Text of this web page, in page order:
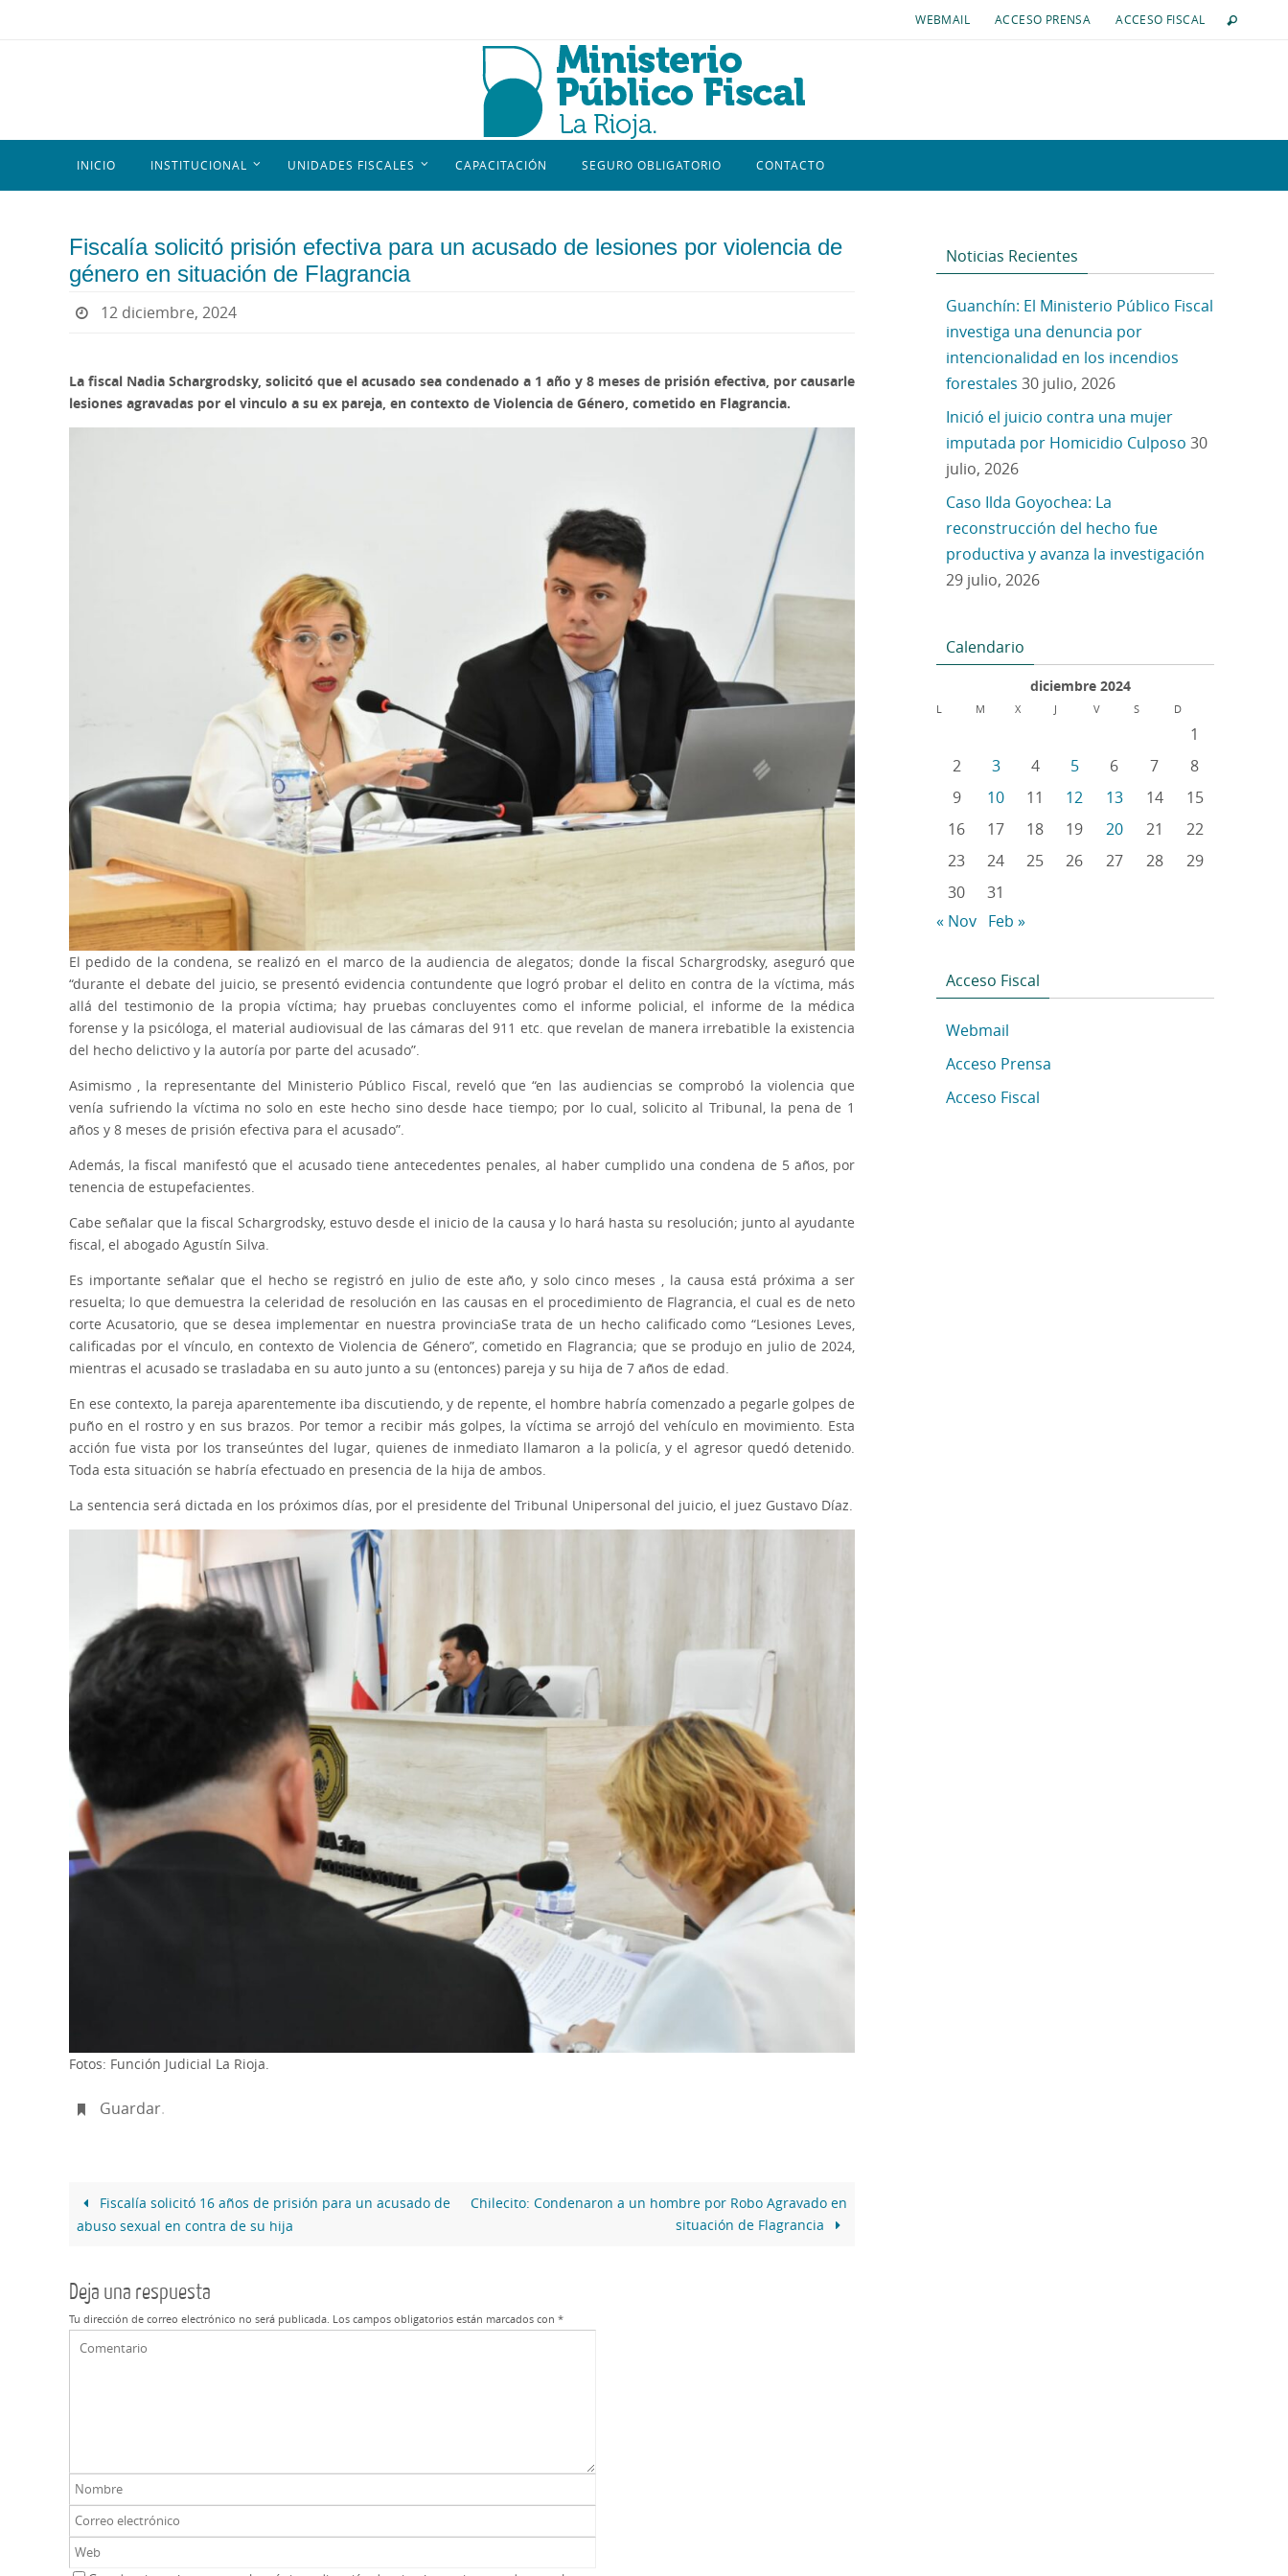
WEBMAIL ACCESO PRENSA ACCESO FISCAL
INICIO INSTITUCIONAL UNIDADES FISCALES CAPACITACIÓN SEGURO OBLIGATORIO CONTACTO
Fiscalía solicitó prisión efectiva para un acusado de lesiones por violencia de
género en situación de Flagrancia
12 diciembre, 2024
La fiscal Nadia Schargrodsky, solicitó que el acusado sea condenado a 1 año y 8 meses de prisión efectiva, por causarle
lesiones agravadas por el vinculo a su ex pareja, en contexto de Violencia de Género, cometido en Flagrancia.
El pedido de la condena, se realizó en el marco de la audiencia de alegatos; donde la fiscal Schargrodsky, aseguró que
“durante el debate del juicio, se presentó evidencia contundente que logró probar el delito en contra de la víctima, más
allá del testimonio de la propia víctima; hay pruebas concluyentes como el informe policial, el informe de la médica
forense y la psicóloga, el material audiovisual de las cámaras del 911 etc. que revelan de manera irrebatible la existencia
del hecho delictivo y la autoría por parte del acusado”.
Asimismo , la representante del Ministerio Público Fiscal, reveló que “en las audiencias se comprobó la violencia que
venía sufriendo la víctima no solo en este hecho sino desde hace tiempo; por lo cual, solicito al Tribunal, la pena de 1
años y 8 meses de prisión efectiva para el acusado”.
Además, la fiscal manifestó que el acusado tiene antecedentes penales, al haber cumplido una condena de 5 años, por
tenencia de estupefacientes.
Cabe señalar que la fiscal Schargrodsky, estuvo desde el inicio de la causa y lo hará hasta su resolución; junto al ayudante
fiscal, el abogado Agustín Silva.
Es importante señalar que el hecho se registró en julio de este año, y solo cinco meses , la causa está próxima a ser
resuelta; lo que demuestra la celeridad de resolución en las causas en el procedimiento de Flagrancia, el cual es de neto
corte Acusatorio, que se desea implementar en nuestra provinciaSe trata de un hecho calificado como “Lesiones Leves,
calificadas por el vínculo, en contexto de Violencia de Género”, cometido en Flagrancia; que se produjo en julio de 2024,
mientras el acusado se trasladaba en su auto junto a su (entonces) pareja y su hija de 7 años de edad.
En ese contexto, la pareja aparentemente iba discutiendo, y de repente, el hombre habría comenzado a pegarle golpes de
puño en el rostro y en sus brazos. Por temor a recibir más golpes, la víctima se arrojó del vehículo en movimiento. Esta
acción fue vista por los transeúntes del lugar, quienes de inmediato llamaron a la policía, y el agresor quedó detenido.
Toda esta situación se habría efectuado en presencia de la hija de ambos.
La sentencia será dictada en los próximos días, por el presidente del Tribunal Unipersonal del juicio, el juez Gustavo Díaz.
Fotos: Función Judicial La Rioja.
Guardar.
Fiscalía solicitó 16 años de prisión para un acusado de
abuso sexual en contra de su hija
Chilecito: Condenaron a un hombre por Robo Agravado en
situación de Flagrancia
Deja una respuesta
Tu dirección de correo electrónico no será publicada. Los campos obligatorios están marcados con *
Noticias Recientes
Guanchín: El Ministerio Público Fiscal
investiga una denuncia por
intencionalidad en los incendios
forestales 30 julio, 2026
Inició el juicio contra una mujer
imputada por Homicidio Culposo 30
julio, 2026
Caso Ilda Goyochea: La
reconstrucción del hecho fue
productiva y avanza la investigación
29 julio, 2026
Calendario
diciembre 2024
L M X J V S D
1
2
3 4 5 6 7
8
9
10 11 12 13 14
15
16
17 18 19 20 21
22
23
24 25 26 27 28
29
30
31
« Nov Feb »
Acceso Fiscal
Webmail
Acceso Prensa
Acceso Fiscal